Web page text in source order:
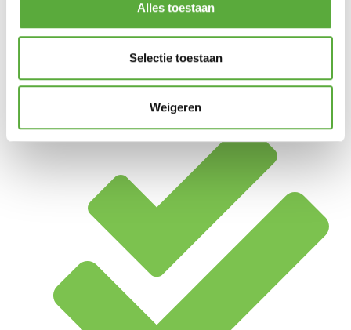
Alles toestaan
Selectie toestaan
Weigeren
Achteraf betalen mogelijk